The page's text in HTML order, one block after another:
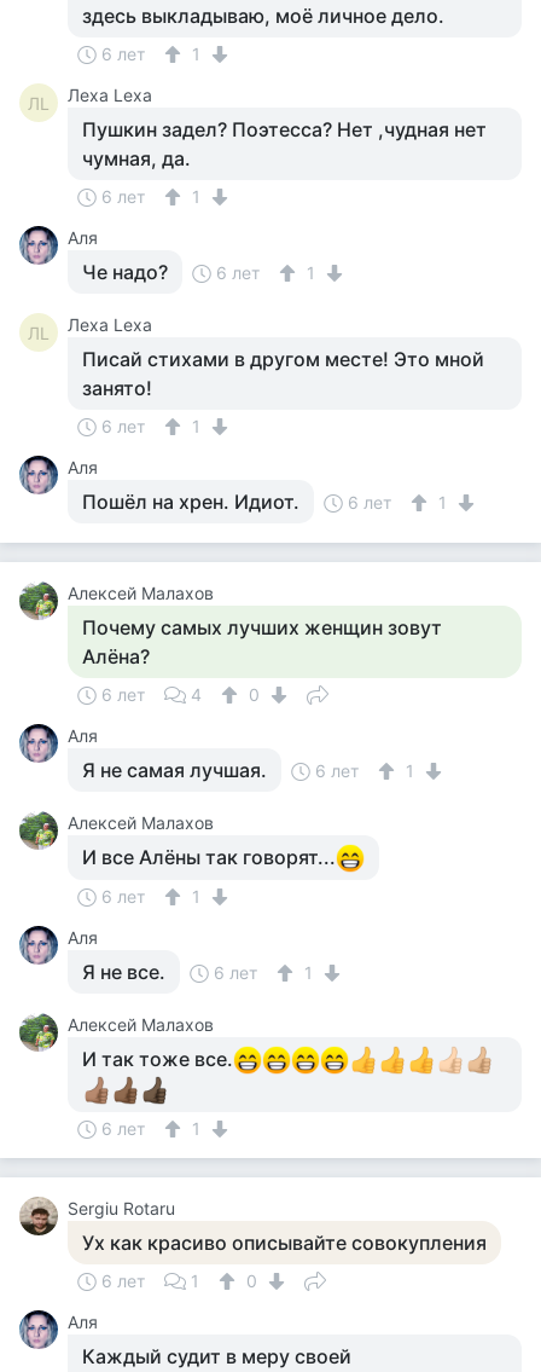
здесь выкладываю, моё личное дело.
6 лет 1
ЛL Леха Lexa
Пушкин задел? Поэтесса? Нет ,чудная нет
чумная, да.
6 лет
1
Аля
Че надо? 6 лет 1
ЛL Леха Lexa
Писай стихами в другом месте! Это мной
занято!
6 лет
1
Аля
Пошёл на хрен. Идиот. 6 лет 1
Алексей Малахов
Почему самых лучших женщин зовут
Алёна?
6 лет 4
0
Аля
Я не самая лучшая. 6 лет 1
Алексей Малахов
И все Алёны так говорят...
6 лет
1
Аля
Я не все. 6 лет 1
Алексей Малахов
И так тоже все.
6 лет 1
Sergiu Rotaru
Ух как красиво описывайте совокупления
6 лет 1
0
Аля
Каждый судит в меру своей